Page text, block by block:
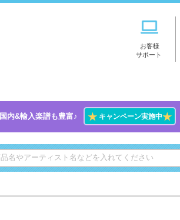
お客様
サポート
国内&輸入楽譜も豊富♪ ★キャンペーン実施中★